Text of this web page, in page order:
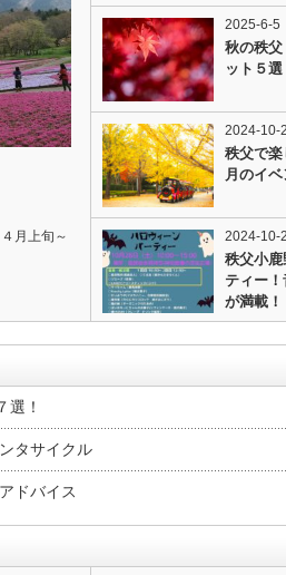
月上旬～
2025-6-5
秋の秩
ット５選
2024-10-
秩父で
月のイ
2024-10-
秩父小
ティー
が満載！
選！
タサイクル
ドバイス